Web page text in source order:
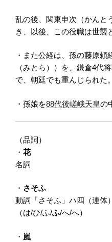
乱の後、関東申次（かんと
き、以後、この役職は世襲
・また公経は、孫の藤原
（みとら））を、鎌倉4代
で、朝廷でも重んじられた。
・孫娘を88代後嵯峨天皇の
（品詞）
・ 花
名詞
・ さそふ
動詞「さそふ」ハ四（連体）
（は/ひ/ふ/ふ/へ/へ）
・ 嵐